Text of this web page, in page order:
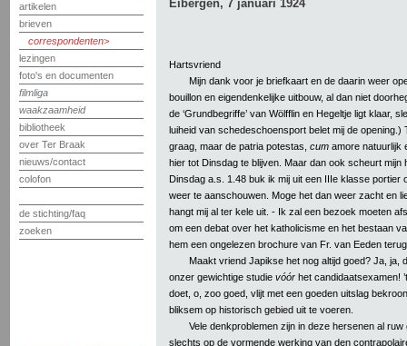
artikelen
brieven
correspondenten
lezingen
foto's en documenten
filmliga
waakzaamheid
bibliotheek
over Ter Braak
nieuws/contact
colofon
de stichting/faq
zoeken
Eibergen, 7 januari 1924
Hartsvriend
Mijn dank voor je briefkaart en de daarin weer
bouillon en eigendenkelijke uitbouw, al dan niet
de ‘Grundbegriffe’ van Wölfflin en Hegeltje ligt klaar,
luiheid van schedeschoensport belet mij de opening.)
graag, maar de patria potestas, cum amore natuurlijk
hier tot Dinsdag te blijven. Maar dan ook scheurt mijn
Dinsdag a.s. 1.48 buk ik mij uit een IIIe klasse portier
weer te aanschouwen. Moge het dan weer zacht en
hangt mij al ter kele uit. - Ik zal een bezoek moeten
om een debat over het katholicisme en het bestaan
hem een ongelezen brochure van Fr. van Eeden
Maakt vriend Japikse het nog altijd goed? Ja, ja,
onzer gewichtige studie vóór het candidaatsexamen!
doet, o, zoo goed, vlijt met een goeden uitslag
bliksem op historisch gebied uit te voeren.
Vele denkproblemen zijn in deze hersenen al
slechts op de vormende werking van den